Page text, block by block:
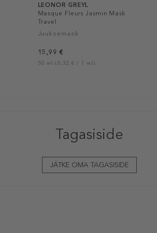
LEONOR GREYL
Masque Fleurs Jasmin Mask
Travel
Juuksemask
15,99 €
50 ml (0,32 € / 1 ml)
Tagasiside
JÄTKE OMA TAGASISIDE